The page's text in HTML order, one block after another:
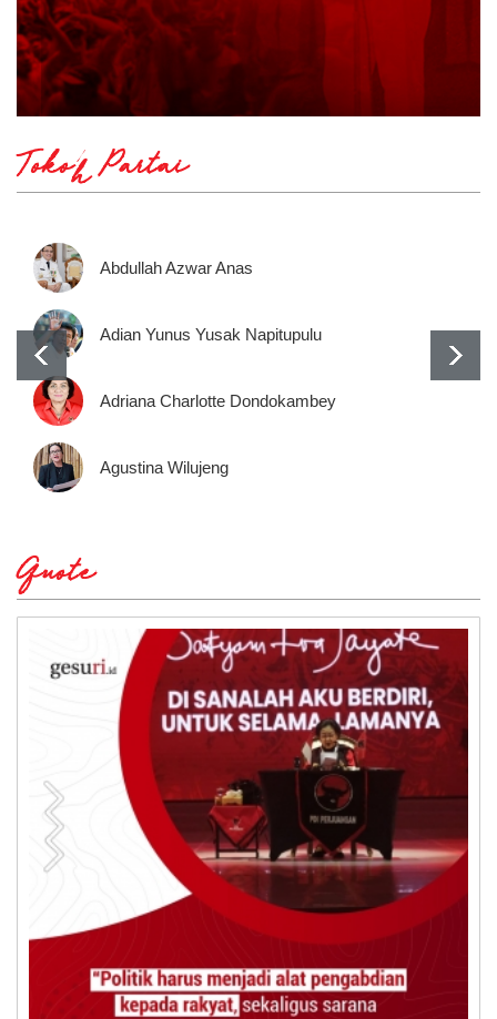
Tokoh Partai
Abdullah Azwar Anas
Adian Yunus Yusak Napitupulu
Adriana Charlotte Dondokambey
Agustina Wilujeng
Quote